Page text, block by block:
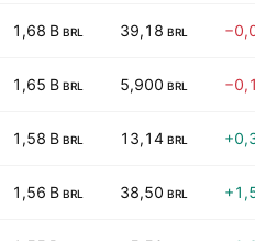
1,68 B BRL 39,18 BRL
1,65 B BRL 5,900 BRL
1,58 B BRL 13,14 BRL
1,56 B BRL 38,50 BRL